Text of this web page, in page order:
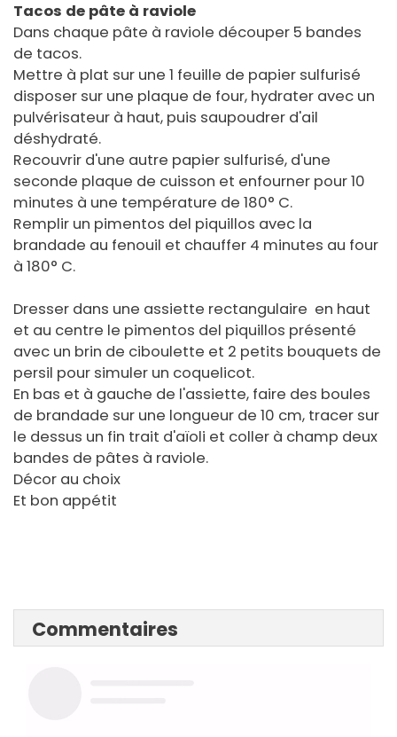
Tacos de pâte à raviole
Dans chaque pâte à raviole découper 5 bandes
de tacos.
Mettre à plat sur une 1 feuille de papier sulfurisé
disposer sur une plaque de four, hydrater avec un
pulvérisateur à haut, puis saupoudrer d'ail
déshydraté.
Recouvrir d'une autre papier sulfurisé, d'une
seconde plaque de cuisson et enfourner pour 10
minutes à une température de 180° C.
Remplir un pimentos del piquillos avec la
brandade au fenouil et chauffer 4 minutes au four
à 180° C.
Dresser dans une assiette rectangulaire en haut
et au centre le pimentos del piquillos présenté
avec un brin de ciboulette et 2 petits bouquets de
persil pour simuler un coquelicot.
En bas et à gauche de l'assiette, faire des boules
de brandade sur une longueur de 10 cm, tracer sur
le dessus un fin trait d'aïoli et coller à champ deux
bandes de pâtes à raviole.
Décor au choix
Et bon appétit
Commentaires